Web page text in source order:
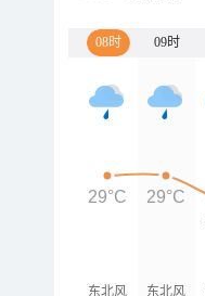
08时 09时
东北风 东北风
29°C
29°C